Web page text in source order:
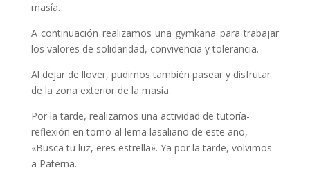
masía.
A continuación realizamos una gymkana para trabajar
los valores de solidaridad, convivencia y tolerancia.
Al dejar de llover, pudimos también pasear y disfrutar
de la zona exterior de la masía.
Por la tarde, realizamos una actividad de tutoría-
reflexión en torno al lema lasaliano de este año,
«Busca tu luz, eres estrella». Ya por la tarde, volvimos
a Paterna.